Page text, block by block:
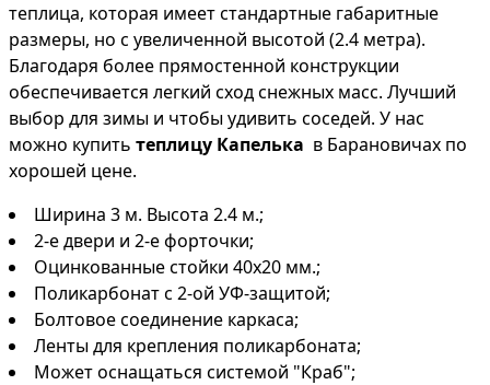
теплица, которая имеет стандартные габаритные
размеры, но с увеличенной высотой (2.4 метра).
Благодаря более прямостенной конструкции
обеспечивается легкий сход снежных масс. Лучший
выбор для зимы и чтобы удивить соседей. У нас
можно купить теплицу Капелька в Барановичах по
хорошей цене.
Ширина 3 м. Высота 2.4 м.;
2-е двери и 2-е форточки;
Оцинкованные стойки 40х20 мм.;
Поликарбонат с 2-ой УФ-защитой;
Болтовое соединение каркаса;
Ленты для крепления поликарбоната;
Может оснащаться системой "Краб";